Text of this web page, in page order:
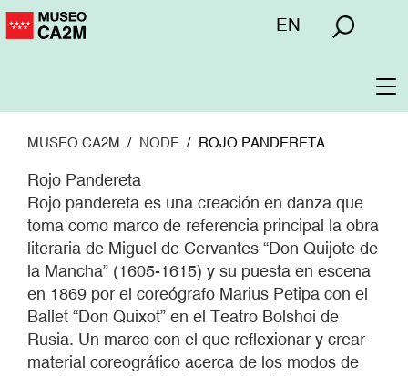
Pasar
Menú
EN
MUSEO CA2M NODE ROJO PANDERETA
Rojo Pandereta
Rojo pandereta es una creación en danza que
toma como marco de referencia principal la obra
literaria de Miguel de Cervantes “Don Quijote de
la Mancha” (1605-1615) y su puesta en escena
en 1869 por el coreógrafo Marius Petipa con el
Ballet “Don Quixot” en el Teatro Bolshoi de
Rusia. Un marco con el que reflexionar y crear
material coreográfico acerca de los modos de